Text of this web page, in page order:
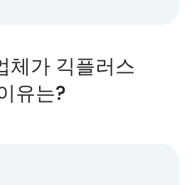
체가 긱플러스
유는?